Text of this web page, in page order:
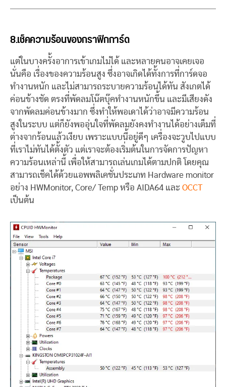
8.เช็คความร้อนของกราฟิกการ์ด
แต่ในบางครั้งอาการเข้าเกมไม่ได้ และหลายคนอาจเคยเจอ
นั่นคือ เรื่องของความร้อนสูง ซึ่งอาจเกิดได้ทั้งการที่การ์ดจอ
ทำงานหนัก และไม่สามารถระบายความร้อนได้ทัน สังเกตได้
ค่อนข้างชัด ตรงที่พัดลมโน๊ตบุ๊คทำงานหนักขึ้น และมีเสียงดัง
จากพัดลมค่อนข้างมาก ซึ่งทำให้พอเดาได้ว่าอาจมีความร้อน
สูงในระบบ แต่ก็ยังพออุ่นใจที่พัดลมยังคงทำงานได้อย่างเต็มที่
ต่างจากร้อนแล้วเงียบ เพราะแบบนี้อยู่ดีๆ เครื่องจะวูบไปแบบ
ที่เราไม่ทันได้ตั้งตัว แต่เราจะต้องเริ่มต้นในการจัดการปัญหา
ความร้อนเหล่านี้ เพื่อให้สามารถเล่นเกมได้ตามปกติ โดยคุณ
สามารถเช็คได้ด้วยแอพพลิเคชั่นประเภท Hardware monitor
อย่าง HWMonitor, Core/ Temp หรือ AIDA64 และ OCCT
เป็นต้น